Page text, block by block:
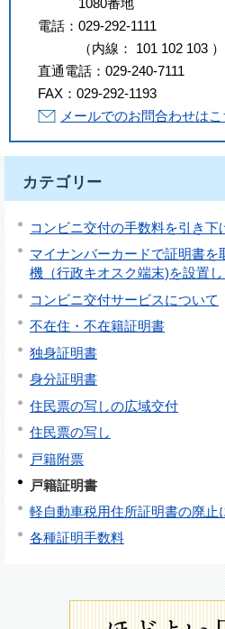
電話： 029-292-1111
（内線 ： 101 102 103 ）
直通電話： 029-240-7111
FAX： 029-292-1193
メールでのお問合わせはこ
カテゴリー
コンビニ交付の手数料を引き下
マイナンバーカードで証明書
機（行政キオスク端末)を設置し
コンビニ交付サービスについて
不在住・不在籍証明書
独身証明書
身分証明書
住民票の写しの広域交付
住民票の写し
戸籍附票
戸籍証明書
軽自動車税用住所証明書の廃止
各種証明手数料